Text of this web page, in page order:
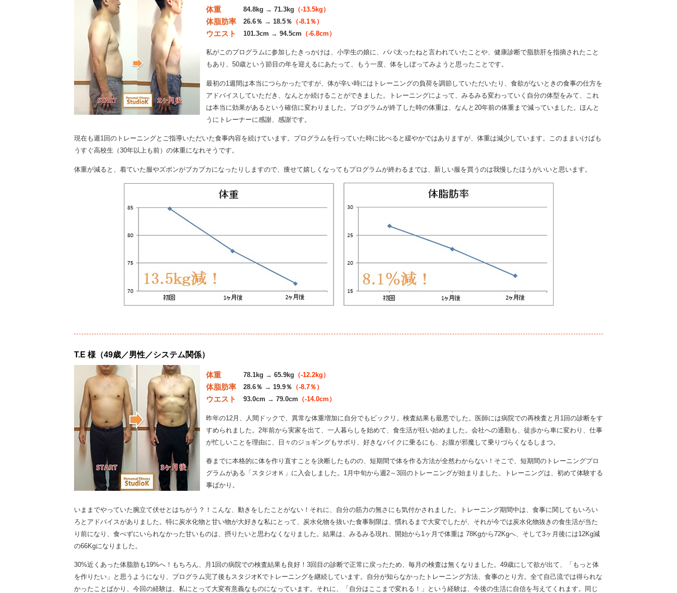
体重 84.8kg → 71.3kg （-13.5kg）
体脂肪率 26.6％ → 18.5％ （-8.1％）
ウエスト 101.3cm → 94.5cm （-6.8cm）
私がこのプログラムに参加したきっかけは、小学生の娘に、パパ太ったねと言われていたことや、健康診断で脂肪肝を指摘されたこと
もあり、50歳という節目の年を迎えるにあたって、もう一度、体をしぼってみようと思ったことです。
最初の1週間は本当につらかったですが、体が辛い時にはトレーニングの負荷を調節していただいたり、食欲がないときの食事の仕方を
アドバイスしていただき、なんとか続けることができました。トレーニングによって、みるみる変わっていく自分の体型をみて、これ
は本当に効果があるという確信に変わりました。プログラムが終了した時の体重は、なんと20年前の体重まで減っていました。ほんと
うにトレーナーに感謝、感謝です。
現在も週1回のトレーニングとご指導いただいた食事内容を続けています。プログラムを行っていた時に比べると緩やかではありますが、体重は減少しています。このままいけばも
うすぐ高校生（30年以上も前）の体重になれそうです。
体重が減ると、着ていた服やズボンがブカブカになったりしますので、痩せて嬉しくなってもプログラムが終わるまでは、新しい服を買うのは我慢したほうがいいと思います。
T.E 様（49歳／男性／システム関係）
体重 78.1kg → 65.9kg （-12.2kg）
体脂肪率 28.6％ → 19.9％ （-8.7％）
ウエスト 93.0cm → 79.0cm （-14.0cm）
昨年の12月、人間ドックで、異常な体重増加に自分でもビックリ。検査結果も最悪でした。医師には病院での再検査と月1回の診断をす
すめられました。2年前から実家を出て、一人暮らしを始めて、食生活が狂い始めました。会社への通勤も、徒歩から車に変わり、仕事
が忙しいことを理由に、日々のジョギングもサボり、好きなバイクに乗るにも、お腹が邪魔して乗りづらくなるしまつ。
春までに本格的に体を作り直すことを決断したものの、短期間で体を作る方法が全然わからない！そこで、短期間のトレーニングプロ
グラムがある「スタジオＫ」に入会しました。1月中旬から週2～3回のトレーニングが始まりました。トレーニングは、初めて体験する
事ばかり。
いままでやっていた腕立て伏せとはちがう？！こんな、動きをしたことがない！それに、自分の筋力の無さにも気付かされました。トレーニング期間中は、食事に関してもいろい
ろとアドバイスがありました。特に炭水化物と甘い物が大好きな私にとって、炭水化物を抜いた食事制限は、慣れるまで大変でしたが、それが今では炭水化物抜きの食生活が当た
り前になり、食べずにいられなかった甘いものは、摂りたいと思わなくなりました。結果は、みるみる現れ、開始から1ヶ月で体重は 78Kgから72Kgへ、そして3ヶ月後には12Kg減
の66Kgになりました。
30%近くあった体脂肪も19%へ！もちろん、月1回の病院での検査結果も良好！3回目の診断で正常に戻ったため、毎月の検査は無くなりました。49歳にして欲が出て、「もっと体
を作りたい」と思うようになり、プログラム完了後もスタジオKでトレーニングを継続しています。自分が知らなかったトレーニング方法、食事のとり方。全て自己流では得られな
かったことばかり、今回の経験は、私にとって大変有意義なものになっています。それに、「自分はここまで変れる！」という経験は、今後の生活に自信を与えてくれます。同じ